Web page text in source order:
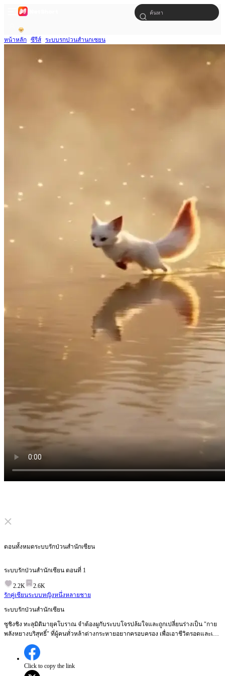
หน้าหลัก ซีรีส์ ระบบรกปวนสำนกเซยน
Click to unmute
ตอนทั้งหมดระบบรักป่วนสำนักเซียน
ระบบรักป่วนสำนักเซียน ตอนที่ 1
2.2K
2.6K
รักคู่เซียนระบบหญิงหนึ่งหลายชาย
ระบบรักป่วนสำนักเซียน
ซูชิงชิง ทะลุมิติมายุคโบราณ จำต้องผูกับระบบโจรปล้มใจและถูกเปลี่ยนร่างเป็น "กาย
พลังหยางบริสุทธิ์" ที่ผู้คนทั่วหล้าต่างกระหายอยากครอบครอง เพื่อเอาชีวิตรอดและเพิ่ม
พลังบำเพ็ญ เธอจึงต้องทำภารกิจเข้าหาบุรุษรูปงามระดับท็อปของยุทธภพ ทั้งศิษย์พี่
ใหญ่ผู้แสนดี ท่านเซียนกระบี่ผู้เย็นชา และจอมมารผู้โหดเหี้ยม ท่ามกลางสมรภูมิชิงรัก
หักสวาทและอันตรายรอบทิศ ซูชิงชิงสู้สุดใจปั่นหัวเหล่าบุรุษจนพลิกชะตากลายเป็น
เซียนผู้ยิ่งใหญ่ที่ไร้ผู้ต้าน
Click to copy the link